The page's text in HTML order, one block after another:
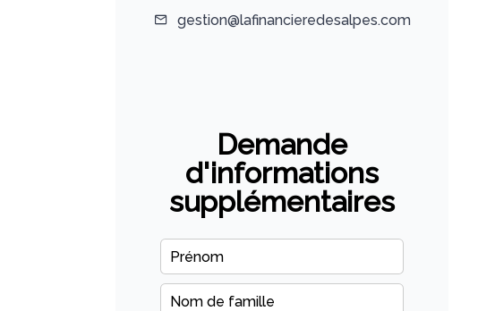
gestion@lafinancieredesalpes.com
Demande
d'informations
supplémentaires